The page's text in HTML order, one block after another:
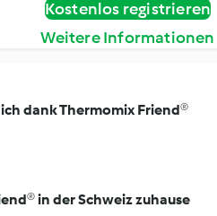
Kostenlos registrieren
Weitere Informationen
dank Thermomix Friend®
in der Schweiz zuhause